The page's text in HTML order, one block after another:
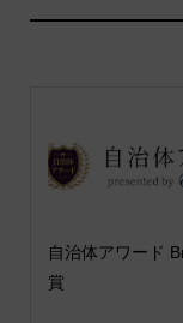
自治体アワード
賞